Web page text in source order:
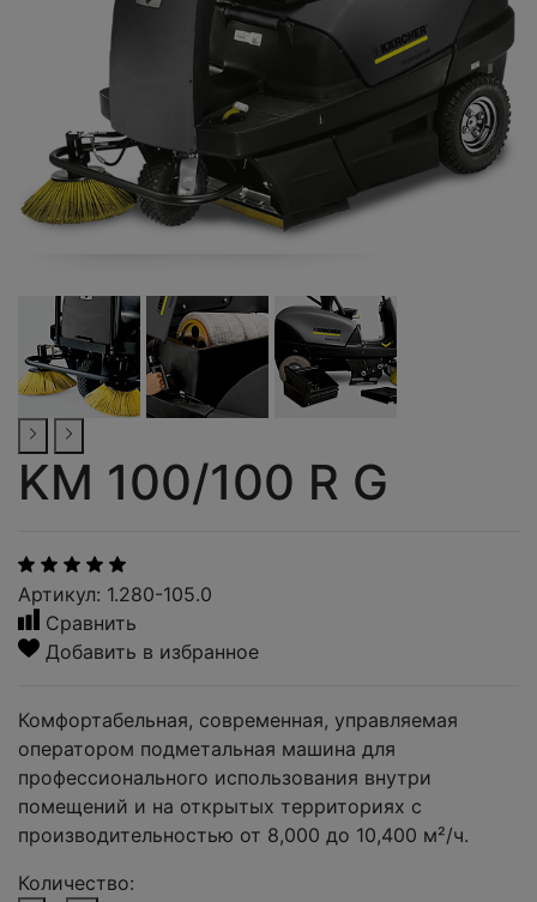
KM 100/100 R G
Артикул: 1.280-105.0
Сравнить
Добавить в избранное
Комфортабельная, современная, управляемая
оператором подметальная машина для
профессионального использования внутри
помещений и на открытых территориях с
производительностью от 8,000 до 10,400 м²/ч.
Количество: